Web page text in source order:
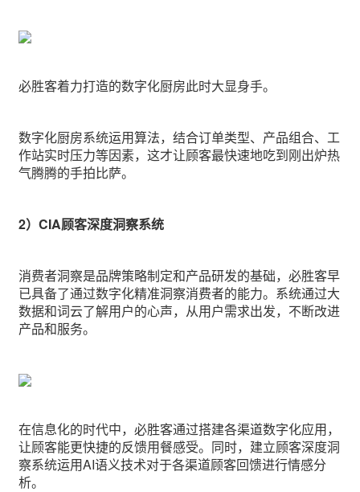
必胜客着力打造的数字化厨房此时大显身手。
数字化厨房系统运用算法，结合订单类型、产品组合、工
作站实时压力等因素，这才让顾客最快速地吃到刚出炉热
气腾腾的手拍比萨。
2）CIA顾客深度洞察系统
消费者洞察是品牌策略制定和产品研发的基础，必胜客早
已具备了通过数字化精准洞察消费者的能力。系统通过大
数据和词云了解用户的心声，从用户需求出发，不断改进
产品和服务。
在信息化的时代中，必胜客通过搭建各渠道数字化应用，
让顾客能更快捷的反馈用餐感受。同时，建立顾客深度洞
察系统运用AI语义技术对于各渠道顾客回馈进行情感分
析。